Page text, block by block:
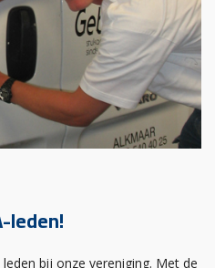
leden!
bij onze vereniging. Met de